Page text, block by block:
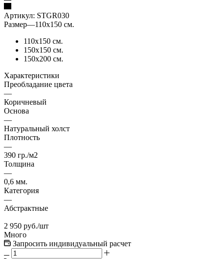
Артикул: STGR030
Размер—110х150 см.
110х150 см.
150х150 см.
150х200 см.
Характеристики
Преобладание цвета
—
Коричневый
Основа
—
Натуральный холст
Плотность
—
390 гр./м2
Толщина
—
0,6 мм.
Категория
—
Абстрактные
2 950 руб./шт
Много
Запросить индивидуальный расчет